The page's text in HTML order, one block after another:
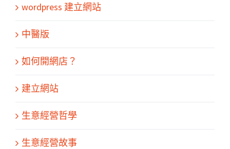
wordpress 建立網站
中醫版
如何開網店？
建立網站
生意經營哲學
生意經營故事